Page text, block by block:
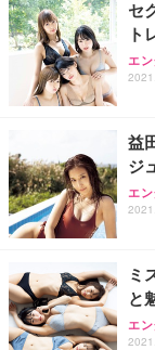
セ
ト
エ
益
ジ
エ
ミ
と
エ